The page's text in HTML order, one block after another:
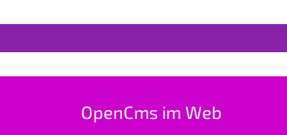
OpenCms im Web